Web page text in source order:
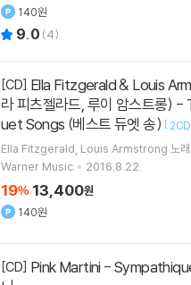
140원
9.0 (4)
[CD]
라 피츠젤라드, 루이 암스트롱)
uet Songs (베스트 듀엣 송) [ 2CD
링]
Ella Fitzgerald Louis Armstrong 노래
Warner Music
2016.8.22.
19% 13,400원
140원
[CD]